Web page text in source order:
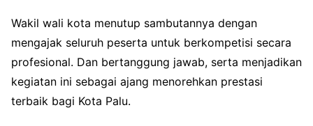
Wakil wali kota menutup sambutannya dengan
mengajak seluruh peserta untuk berkompetisi secara
profesional. Dan bertanggung jawab, serta menjadikan
kegiatan ini sebagai ajang menorehkan prestasi
terbaik bagi Kota Palu.